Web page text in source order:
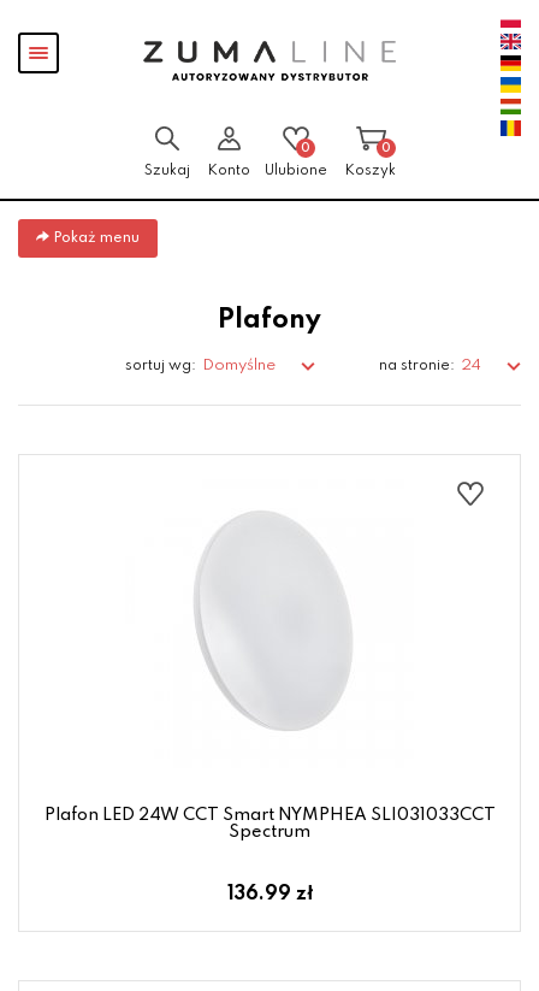
Pokaż
menu
Szukaj Konto
0
Ulubione
0
Koszyk
Pokaż menu
Plafony
sortuj wg: Domyślne na stronie: 24
Plafon LED 24W CCT Smart NYMPHEA SLI031033CCT
Spectrum
136.99 zł